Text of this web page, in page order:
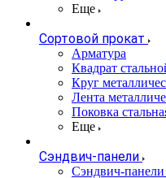
Еще
Сортовой прокат
Арматура
Квадрат
Круг
Лента
Поковка
Еще
Сэндвич-панели
Cэндвич-